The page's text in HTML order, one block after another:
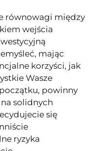
równowagi między
wejścia
mając
korzyści, jak
Wasze
powinny
solidnych
się
ryzyka